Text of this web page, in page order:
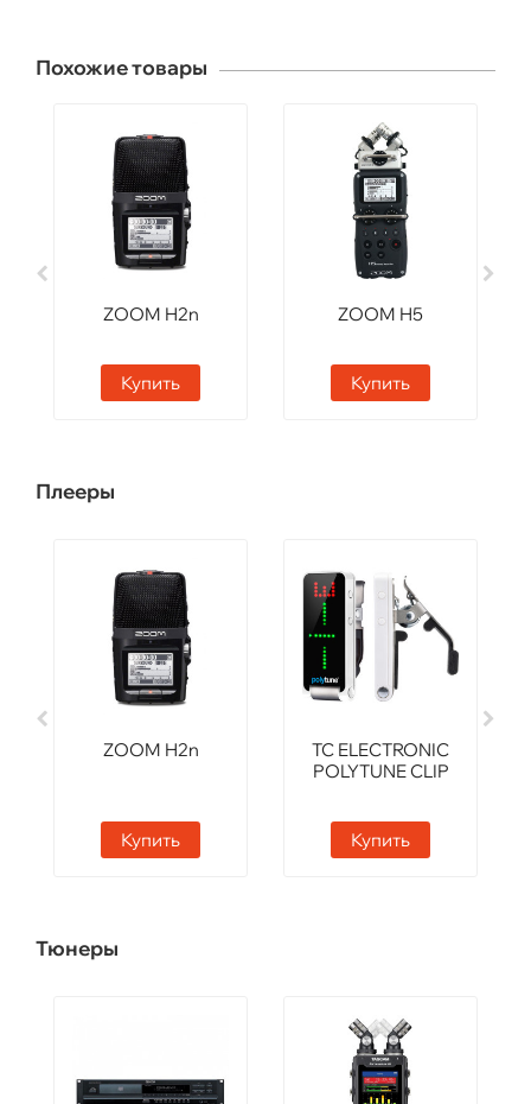
Похожие товары
ZOOM H2n
Купить
ZOOM H5
Купить
Плееры
ZOOM H2n
Купить
TC ELECTRONIC
POLYTUNE CLIP
Купить
Тюнеры